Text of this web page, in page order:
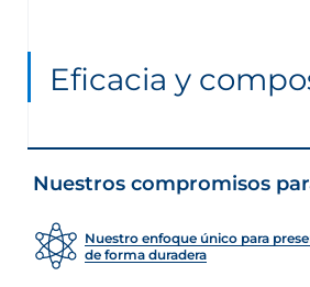
Eficacia y
Nuestros compromisos
Nuestro enfoque único para
de forma duradera